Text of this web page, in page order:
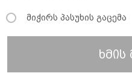
მიჭირს პასუხის გაცემა
ხმის